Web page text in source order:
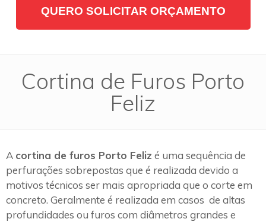
QUERO SOLICITAR ORÇAMENTO
Cortina de Furos Porto
Feliz
A cortina de furos Porto Feliz é uma sequência de
perfurações sobrepostas que é realizada devido a
motivos técnicos ser mais apropriada que o corte em
concreto. Geralmente é realizada em casos de altas
profundidades ou furos com diâmetros grandes e